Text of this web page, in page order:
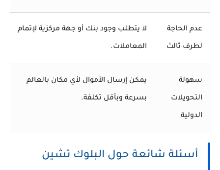
عدم الحاجة
لطرف ثالث
لا يتطلب وجود بنك أو جهة مركزية لإتمام
المعاملات.
سهولة
التحويلات
الدولية
يمكن إرسال الأموال لأي مكان بالعالم
بسرعة وبأقل تكلفة.
أسئلة شائعة حول البلوك تشين